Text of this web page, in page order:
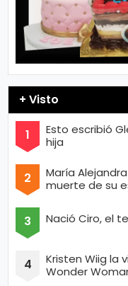
+ Visto
Esto escribió
hija
María
muerte de su
Nació Ciro, el
Kristen Wiig la
Wonder